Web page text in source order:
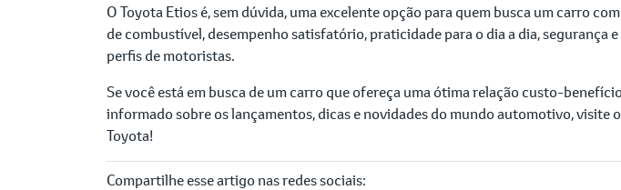
O Toyota Etios é, sem dúvida, uma excelente opção para quem busca um carro
de combustível, desempenho satisfatório, praticidade para o dia a dia,
perfis de motoristas.
Se você está em busca de um carro que ofereça uma ótima relação custo-
informado sobre os lançamentos, dicas e novidades do mundo automotivo, visite o
Toyota!
Compartilhe esse artigo nas redes sociais: